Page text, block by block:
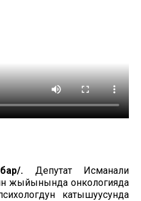
. Депутат Исманали
жыйынында онкологияда
катышуусунда